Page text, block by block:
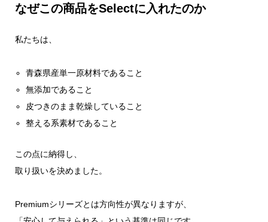
なぜこの商品をSelectに入れたのか
私たちは、
青森県産単一原材料であること
無添加であること
皮つきのまま乾燥していること
整える系素材であること
この点に納得し、
取り扱いを決めました。
Premiumシリーズとは方向性が異なりますが、